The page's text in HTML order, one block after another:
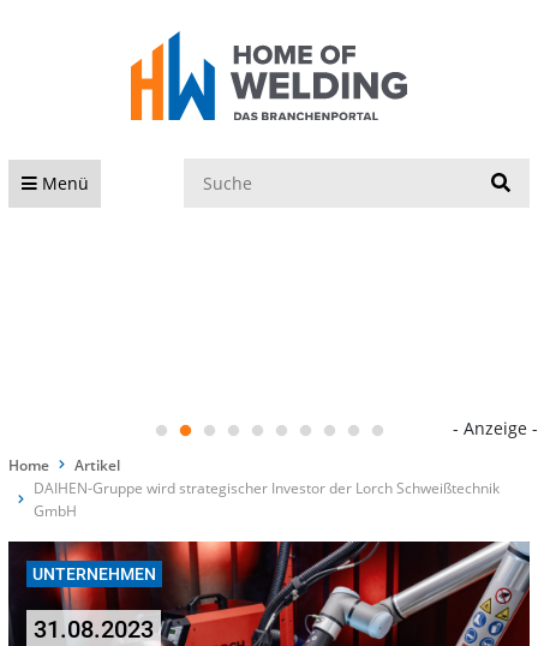
Menü
- Anzeige -
Home
Artikel
DAIHEN-Gruppe wird strategischer Investor der Lorch Schweißtechnik
GmbH
UNTERNEHMEN
31.08.2023